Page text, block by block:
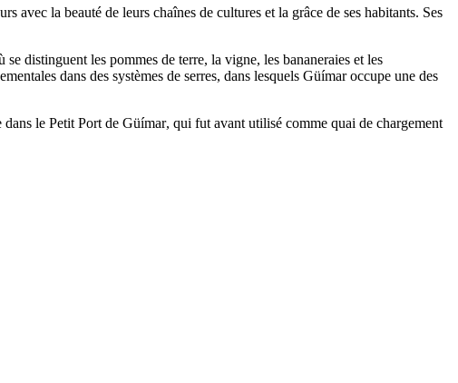
avec la beauté de leurs chaînes de cultures et la grâce de ses habitants. Ses
distinguent les pommes de terre, la vigne, les bananeraies et les
dans des systèmes de serres, dans lesquels Güímaroccupe une des
le Petit Port de Güímar, qui fut avant utilisé comme quai de chargement